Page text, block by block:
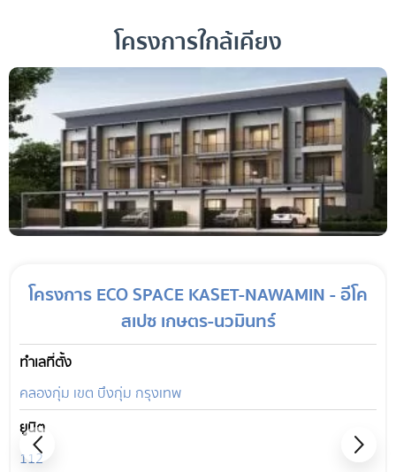
โครงการใกล้เคียง
โครงการ ECO SPACE KASET-NAWAMIN - อีโค
สเปซ เกษตร-นวมินทร์
ทำเลที่ตั้ง
คลองกุ่ม เขต บึงกุ่ม กรุงเทพ
ยูนิต
112